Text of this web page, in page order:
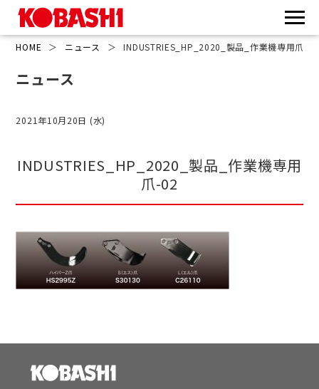
HOME ＞ ニュース ＞ INDUSTRIES_HP_2020_製品_作業機専用爪-02
ニュース
2021年10月20日 (水)
INDUSTRIES_HP_2020_製品_作業機専用
爪-02